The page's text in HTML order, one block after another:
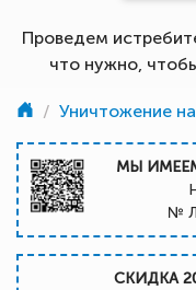
Проведем
что нужно,
/ Уничтожение
МЫ
№
СКИДКА